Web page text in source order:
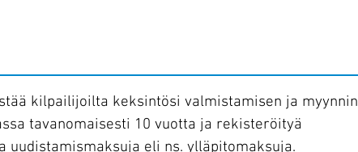
kilpailijoilta keksintösi valmistamisen ja myynnin
tavanomaisesti 10 vuotta ja rekisteröityä
eli ns. ylläpitomaksuja.